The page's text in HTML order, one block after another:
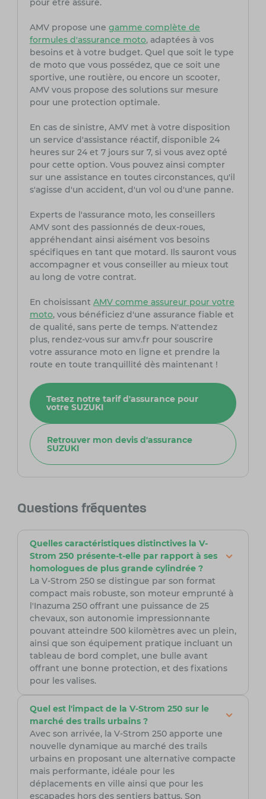
pour être assuré.
AMV propose une gamme complète de
formules d'assurance moto, adaptées à vos
besoins et à votre budget. Quel que soit le type
de moto que vous possédez, que ce soit une
sportive, une routière, ou encore un scooter,
AMV vous propose des solutions sur mesure
pour une protection optimale.
En cas de sinistre, AMV met à votre disposition
un service d'assistance réactif, disponible 24
heures sur 24 et 7 jours sur 7, si vous avez opté
pour cette option. Vous pouvez ainsi compter
sur une assistance en toutes circonstances, qu'il
s'agisse d'un accident, d'un vol ou d'une panne.
Experts de l'assurance moto, les conseillers
AMV sont des passionnés de deux-roues,
appréhendant ainsi aisément vos besoins
spécifiques en tant que motard. Ils sauront vous
accompagner et vous conseiller au mieux tout
au long de votre contrat.
En choisissant AMV comme assureur pour votre
moto, vous bénéficiez d'une assurance fiable et
de qualité, sans perte de temps. N'attendez
plus, rendez-vous sur amv.fr pour souscrire
votre assurance moto en ligne et prendre la
route en toute tranquillité dès maintenant !
Testez notre tarif d'assurance pour
votre SUZUKI
Retrouver mon devis d'assurance
SUZUKI
Questions fréquentes
Quelles caractéristiques distinctives la V-
Strom 250 présente-t-elle par rapport à ses
homologues de plus grande cylindrée ?
La V-Strom 250 se distingue par son format
compact mais robuste, son moteur emprunté à
l'Inazuma 250 offrant une puissance de 25
chevaux, son autonomie impressionnante
pouvant atteindre 500 kilomètres avec un plein,
ainsi que son équipement pratique incluant un
tableau de bord complet, une bulle avant
offrant une bonne protection, et des fixations
pour les valises.
Quel est l'impact de la V-Strom 250 sur le
marché des trails urbains ?
Avec son arrivée, la V-Strom 250 apporte une
nouvelle dynamique au marché des trails
urbains en proposant une alternative compacte
mais performante, idéale pour les
déplacements en ville ainsi que pour les
escapades hors des sentiers battus. Son